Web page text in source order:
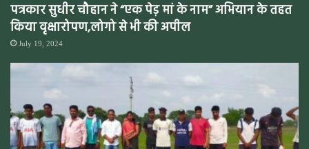
पत्रकार सुधीर चौहान ने “एक पेड़ मां के नाम” अभियान के तहत
किया वृक्षारोपण,लोगो से भी की अपील
July 19, 2024